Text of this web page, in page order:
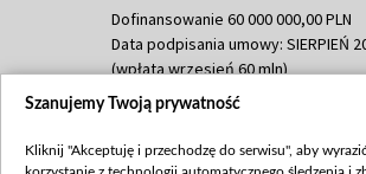
Dofinansowanie 60 000 000,00 PLN
Data podpisania umowy: SIERPIEŃ
(wpłata wrzesień 60 mln)
Dofinansowanie 635 783 051,21 PLN
(wpłata wrzesień 100 mln,
Szanujemy Twoją prywatność
Kliknij "Akceptuję i przechodzę do serwisu", aby